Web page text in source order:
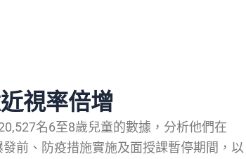
視率倍增
名6至8歲兒童的數據，分析他們在
前、防疫措施實施及面授課暫停期間，以